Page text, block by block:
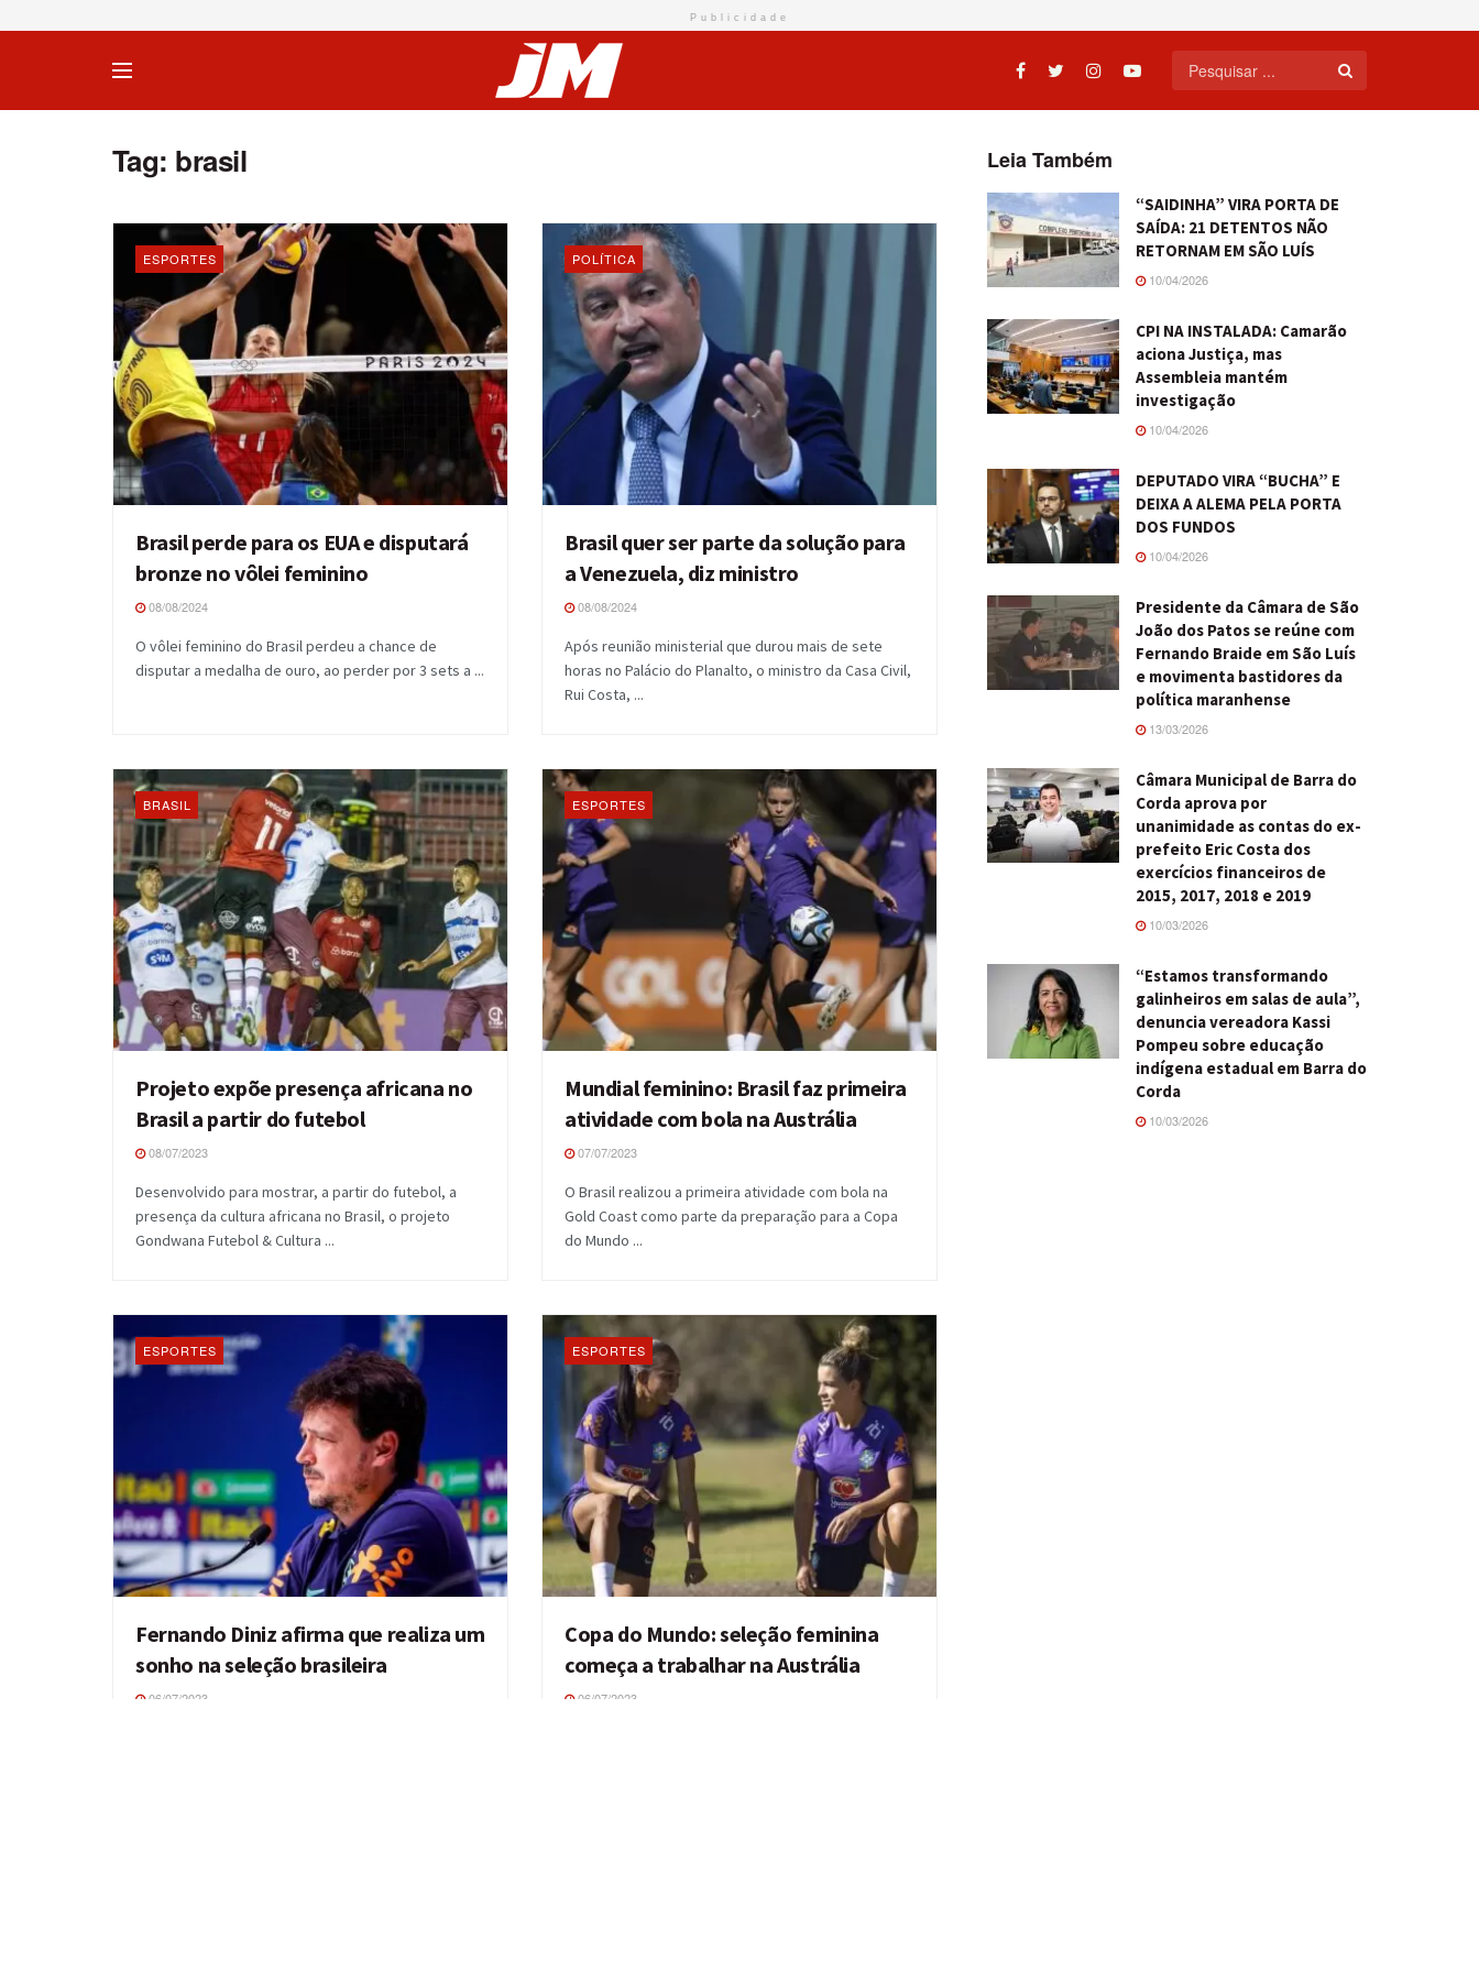
Publicidade
Tag: brasil
ESPORTES
Brasil perde para os EUA e disputará
bronze no vôlei feminino
08/08/2024
O vôlei feminino do Brasil perdeu a chance de
disputar a medalha de ouro, ao perder por 3 sets a ...
POLÍTICA
Brasil quer ser parte da solução para
a Venezuela, diz ministro
08/08/2024
Após reunião ministerial que durou mais de sete
horas no Palácio do Planalto, o ministro da Casa Civil,
Rui Costa, ...
BRASIL
Projeto expõe presença africana no
Brasil a partir do futebol
08/07/2023
Desenvolvido para mostrar, a partir do futebol, a
presença da cultura africana no Brasil, o projeto
Gondwana Futebol & Cultura ...
ESPORTES
Mundial feminino: Brasil faz primeira
atividade com bola na Austrália
07/07/2023
O Brasil realizou a primeira atividade com bola na
Gold Coast como parte da preparação para a Copa
do Mundo ...
ESPORTES
Fernando Diniz afirma que realiza um
sonho na seleção brasileira
06/07/2023
ESPORTES
Copa do Mundo: seleção feminina
começa a trabalhar na Austrália
06/07/2023
Leia Também
“SAIDINHA” VIRA PORTA DE
SAÍDA: 21 DETENTOS NÃO
RETORNAM EM SÃO LUÍS
10/04/2026
CPI NA INSTALADA: Camarão
aciona Justiça, mas
Assembleia mantém
investigação
10/04/2026
DEPUTADO VIRA “BUCHA” E
DEIXA A ALEMA PELA PORTA
DOS FUNDOS
10/04/2026
Presidente da Câmara de São
João dos Patos se reúne com
Fernando Braide em São Luís
e movimenta bastidores da
política maranhense
13/03/2026
Câmara Municipal de Barra do
Corda aprova por
unanimidade as contas do ex-
prefeito Eric Costa dos
exercícios financeiros de
2015, 2017, 2018 e 2019
10/03/2026
“Estamos transformando
galinheiros em salas de aula”,
denuncia vereadora Kassi
Pompeu sobre educação
indígena estadual em Barra do
Corda
10/03/2026